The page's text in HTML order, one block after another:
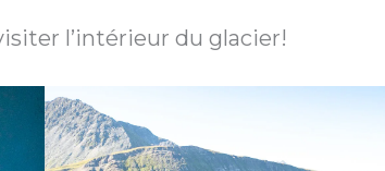
l’intérieur du glacier!